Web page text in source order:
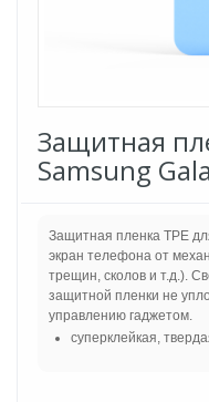
Защитная
Samsung
Защитная пленка TPE
экран телефона от
трещин, сколов и т.д.).
защитной пленки не
управлению гаджетом.
суперклейкая,